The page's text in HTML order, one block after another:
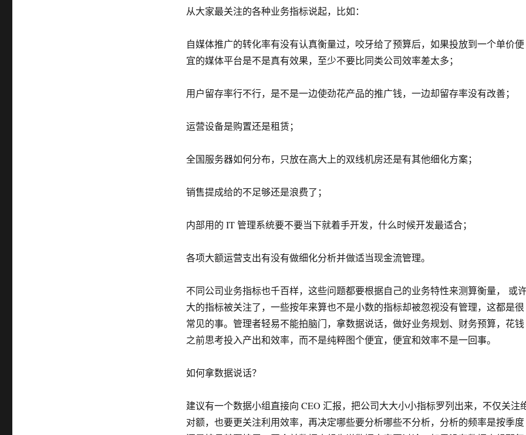
从大家最关注的各种业务指标说起，比如：
自媒体推广的转化率有没有认真衡量过，咬牙给了预算后，如果投放到一个单价便
宜的媒体平台是不是真有效果，至少不要比同类公司效率差太多；
用户留存率行不行，是不是一边使劲花产品的推广钱，一边却留存率没有改善；
运营设备是购置还是租赁；
全国服务器如何分布，只放在高大上的双线机房还是有其他细化方案；
销售提成给的不足够还是浪费了；
内部用的 IT 管理系统要不要当下就着手开发，什么时候开发最适合；
各项大额运营支出有没有做细化分析并做适当现金流管理。
不同公司业务指标也千百样，这些问题都要根据自己的业务特性来测算衡量， 或
大的指标被关注了，一些按年来算也不是小数的指标却被忽视没有管理，这都是很
常见的事。管理者轻易不能拍脑门，拿数据说话，做好业务规划、财务预算，花钱
之前思考投入产出和效率，而不是纯粹图个便宜，便宜和效率不是一回事。
如何拿数据说话？
建议有一个数据小组直接向 CEO 汇报，把公司大大小小指标罗列出来，不仅关注
对额，也要更关注利用效率，再决定哪些要分析哪些不分析，分析的频率是按季度